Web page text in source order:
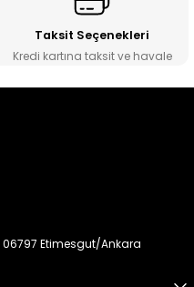
Taksit Seçenekleri
Kredi kartına taksit ve havale
06797 Etimesgut/Ankara